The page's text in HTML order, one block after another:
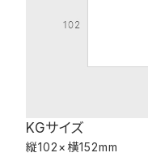
KGサイズ
縦102×横152mm